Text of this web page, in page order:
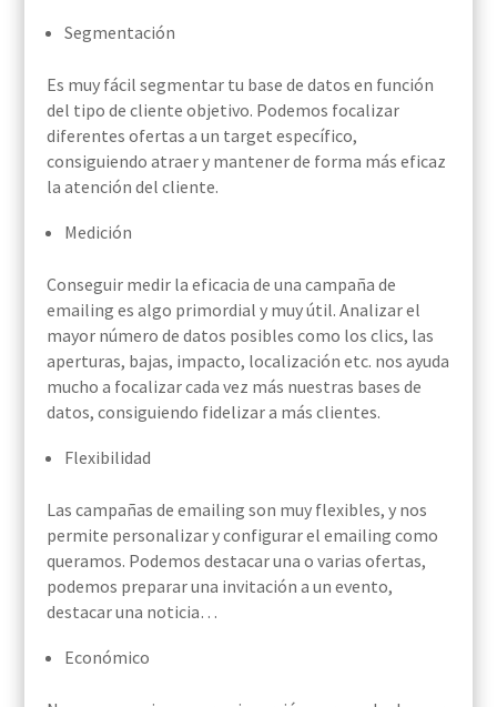
Segmentación
Es muy fácil segmentar tu base de datos en función
del tipo de cliente objetivo. Podemos focalizar
diferentes ofertas a un target específico,
consiguiendo atraer y mantener de forma más eficaz
la atención del cliente.
Medición
Conseguir medir la eficacia de una campaña de
emailing es algo primordial y muy útil. Analizar el
mayor número de datos posibles como los clics, las
aperturas, bajas, impacto, localización etc. nos ayuda
mucho a focalizar cada vez más nuestras bases de
datos, consiguiendo fidelizar a más clientes.
Flexibilidad
Las campañas de emailing son muy flexibles, y nos
permite personalizar y configurar el emailing como
queramos. Podemos destacar una o varias ofertas,
podemos preparar una invitación a un evento,
destacar una noticia…
Económico